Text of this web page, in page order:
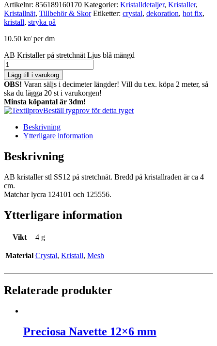
Artikelnr: 856189160170 Kategorier: Kristalldetaljer, Kristaller,
Kristallnät, Tillbehör & Skor Etiketter: crystal, dekoration, hot fix,
kristall, stryka på
10.50 kr/ per dm
AB Kristaller på stretchnät Ljus blå mängd
Lägg till i varukorg
OBS! Varan säljs i decimeter längder! Vill du t.ex. köpa 2 meter, så
ska du lägga 20 st i varukorgen!
Minsta köpantal är 3dm!
Beställ tygprov för detta tyget
Beskrivning
Ytterligare information
Beskrivning
AB kristaller stl SS12 på stretchnät. Bredd på kristallraden är ca 4
cm.
Matchar lycra 124101 och 125556.
Ytterligare information
Vikt 4 g
Material Crystal, Kristall, Mesh
Relaterade produkter
Preciosa Navette 12×6 mm